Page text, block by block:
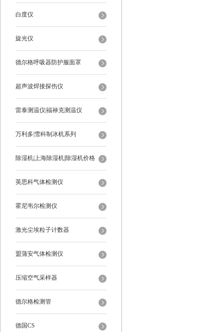
白度仪
旋光仪
德尔格呼吸器防护服面罩
超声波焊接探伤仪
雷泰测温仪|福禄克测温仪
万利多|雪科制冰机系列
除湿机|上海除湿机|除湿机价格
英思科气体检测仪
霍尼韦尔检测仪
激光尘埃粒子计数器
盟蒲安气体检测仪
压缩空气采样器
德尔格检测管
德国CS